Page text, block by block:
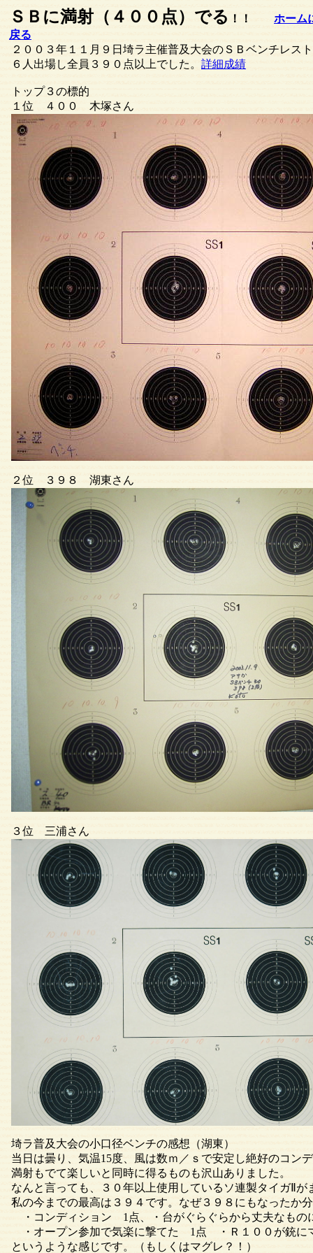
２００３年１１月９日埼ラ主催普及大会のＳＢベンチレス
６人出場し全員３９０点以上でした。 詳細成績
トップ３の標的
１位 ４００ 木塚さん
２位 ３９８ 湖東さん
３位 三浦さん
埼ラ普及大会の小口径ベンチの感想（湖東）
当日は曇り、気温15度、風は数ｍ／ｓで安定し絶好のコン
満射もでて楽しいと同時に得るものも沢山ありました。
なんと言っても、３０年以上使用しているソ連製タイガⅡ
私の今までの最高は３９４です。なぜ３９８にもなったか
・コンディション 1点、・台がぐらぐらから丈夫なも
・オープン参加で気楽に撃てた 1点 ・Ｒ１００が銃に
というような感じです。（もしくはマグレ？！）
ＳＢに満射（４００点）でる ！！ ホーム
戻る